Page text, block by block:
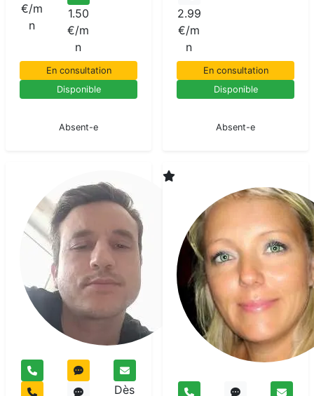
€/m
n
1.50
€/m
n
En consultation
Disponible
Absent-e
2.99
€/m
n
En consultation
Disponible
Absent-e
Eric
Duroy
Voyant
Dès